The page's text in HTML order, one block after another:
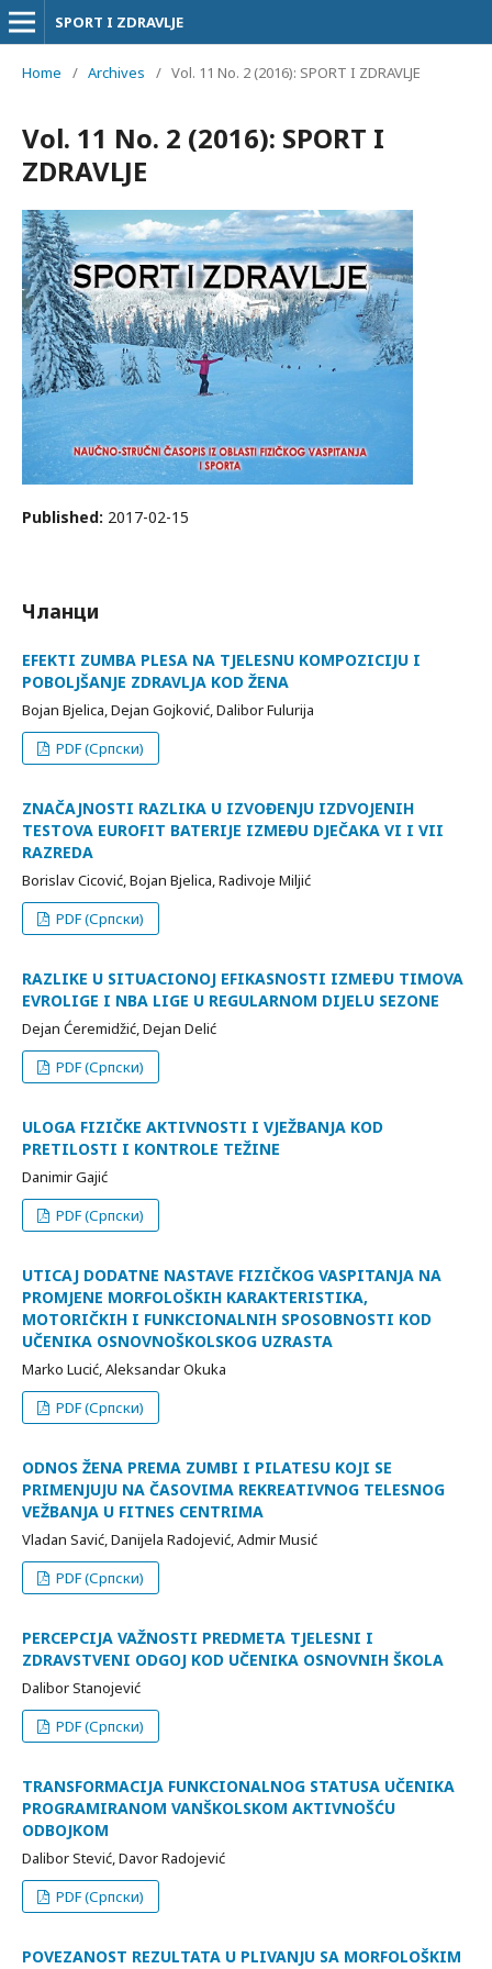
SPORT I ZDRAVLJE
Home / Archives / Vol. 11 No. 2 (2016): SPORT I ZDRAVLJE
Vol. 11 No. 2 (2016): SPORT I
ZDRAVLJE
Published: 2017-02-15
Чланци
EFEKTI ZUMBA PLESA NA TJELESNU KOMPOZICIJU I
POBOLJŠANJE ZDRAVLJA KOD ŽENA
Bojan Bjelica, Dejan Gojković, Dalibor Fulurija
PDF (Српски)
ZNAČAJNOSTI RAZLIKA U IZVOĐENJU IZDVOJENIH
TESTOVA EUROFIT BATERIJE IZMEĐU DJEČAKA VI I VII
RAZREDA
Borislav Cicović, Bojan Bjelica, Radivoje Miljić
PDF (Српски)
RAZLIKE U SITUACIONOJ EFIKASNOSTI IZMEÐU TIMOVA
EVROLIGE I NBA LIGE U REGULARNOM DIJELU SEZONE
Dejan Ćeremidžić, Dejan Delić
PDF (Српски)
ULOGA FIZIČKE AKTIVNOSTI I VJEŽBANJA KOD
PRETILOSTI I KONTROLE TEŽINE
Danimir Gajić
PDF (Српски)
UTICAJ DODATNE NASTAVE FIZIČKOG VASPITANJA NA
PROMJENE MORFOLOŠKIH KARAKTERISTIKA,
MOTORIČKIH I FUNKCIONALNIH SPOSOBNOSTI KOD
UČENIKA OSNOVNOŠKOLSKOG UZRASTA
Marko Lucić, Aleksandar Okuka
PDF (Српски)
ODNOS ŽENA PREMA ZUMBI I PILATESU KOJI SE
PRIMENJUJU NA ČASOVIMA REKREATIVNOG TELESNOG
VEŽBANJA U FITNES CENTRIMA
Vladan Savić, Danijela Radojević, Admir Musić
PDF (Српски)
PERCEPCIJA VAŽNOSTI PREDMETA TJELESNI I
ZDRAVSTVENI ODGOJ KOD UČENIKA OSNOVNIH ŠKOLA
Dalibor Stanojević
PDF (Српски)
TRANSFORMACIJA FUNKCIONALNOG STATUSA UČENIKA
PROGRAMIRANOM VANŠKOLSKOM AKTIVNOŠĆU
ODBOJKOM
Dalibor Stević, Davor Radojević
PDF (Српски)
POVEZANOST REZULTATA U PLIVANJU SA MORFOLOŠKIM